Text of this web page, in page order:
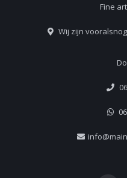
Fine
Wij zijn